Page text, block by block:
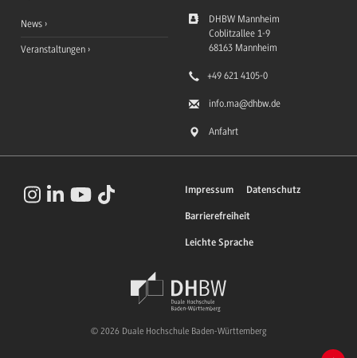
News
Veranstaltungen
DHBW Mannheim
Coblitzallee 1-9
68163 Mannheim
+49 621 4105-0
info.ma@dhbw.de
Anfahrt
Impressum Datenschutz
Barrierefreiheit
Leichte Sprache
© 2026 Duale Hochschule Baden-Württemberg